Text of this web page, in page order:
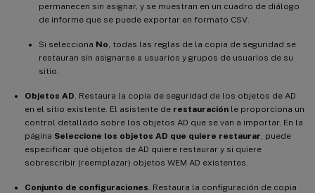
permanecen sin asignar, y se muestran en un cuadro de diálogo
de informe que se puede exportar en formato CSV.
Si selecciona No , todas las reglas de la copia de seguridad se
restauran sin asignarse a usuarios y grupos de usuarios de su
sitio.
Objetos AD . Restaura la copia de seguridad de los objetos de AD
en el sitio existente. El asistente de restauración le proporciona un
control detallado sobre los objetos AD que se van a importar. En la
página Seleccione los objetos AD que quiere restaurar , puede
especificar qué objetos de AD quiere restaurar y si quiere
sobrescribir (reemplazar) objetos WEM AD existentes.
Conjunto de configuraciones . Restaura la configuración de copia